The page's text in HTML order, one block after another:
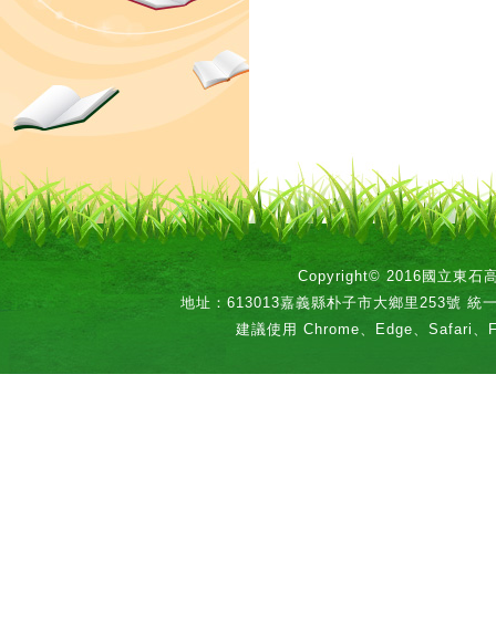
Copyright© 2016國立東石
地址：613013嘉義縣朴子市大鄉里253號 統
建議使用 Chrome、Edge、Safari